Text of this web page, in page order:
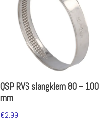
QSP RVS slangklem 80 – 100
mm
€2.99